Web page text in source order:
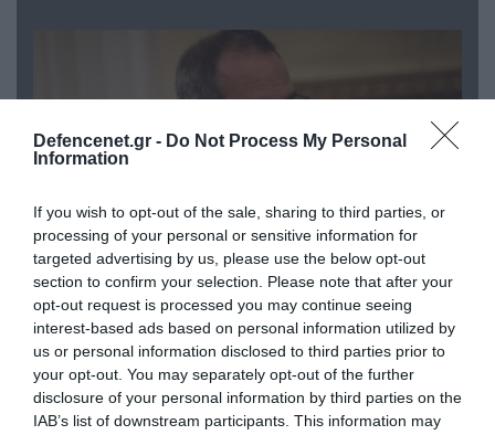
Defencenet.gr - Do Not Process My Personal
Information
If you wish to opt-out of the sale, sharing to third parties, or
processing of your personal or sensitive information for
targeted advertising by us, please use the below opt-out
section to confirm your selection. Please note that after your
opt-out request is processed you may continue seeing
interest-based ads based on personal information utilized by
us or personal information disclosed to third parties prior to
your opt-out. You may separately opt-out of the further
disclosure of your personal information by third parties on the
IAB’s list of downstream participants. This information may
07.08.2026 | 20:02
Ο Γιάννης Αλαφούζος «τέλειωσε» τον
Κωνσταντίνο Ζούλα από τον ΣΚΑΪ – Ο λόγος της
απομάκρυνσής του